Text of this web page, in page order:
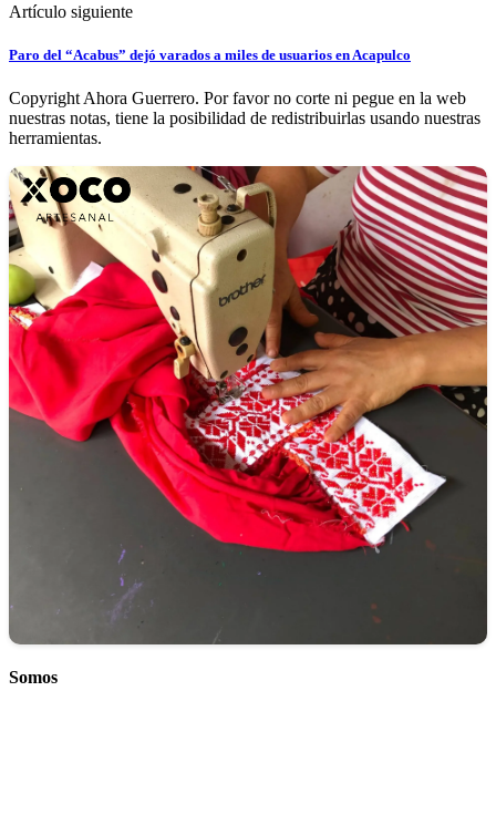
Artículo siguiente
Paro del “Acabus” dejó varados a miles de usuarios en Acapulco
Copyright Ahora Guerrero. Por favor no corte ni pegue en la web
nuestras notas, tiene la posibilidad de redistribuirlas usando nuestras
herramientas.
Somos